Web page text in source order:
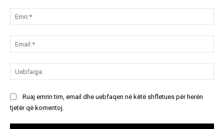
Ruaj emrin tim, email dhe uebfaqen në këtë shfletues për herën
tjetër që komentoj.